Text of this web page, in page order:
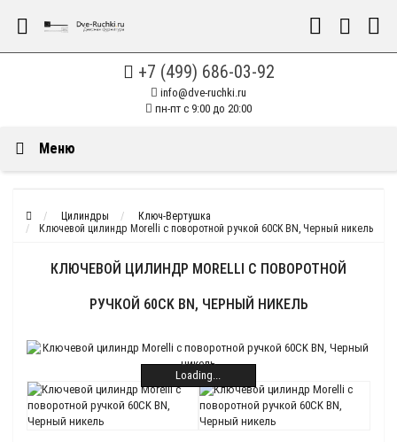
+7 (499) 686-03-92
info@dve-ruchki.ru
пн-пт с 9:00 до 20:00
Меню
Цилиндры
Ключ-Вертушка
Ключевой цилиндр Morelli с поворотной ручкой 60CK BN, Черный никель
КЛЮЧЕВОЙ ЦИЛИНДР MORELLI С ПОВОРОТНОЙ
РУЧКОЙ 60CK BN, ЧЕРНЫЙ НИКЕЛЬ
Loading...